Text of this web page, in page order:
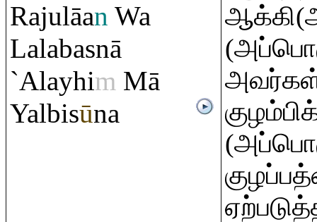
Rajulāan Wa
Lalabasnā
`Alayhim Mā
Yalbisūna